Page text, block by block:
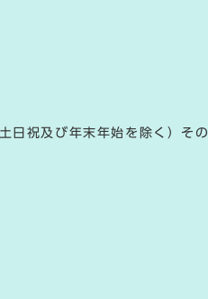
祝及び年末年始を除く）その